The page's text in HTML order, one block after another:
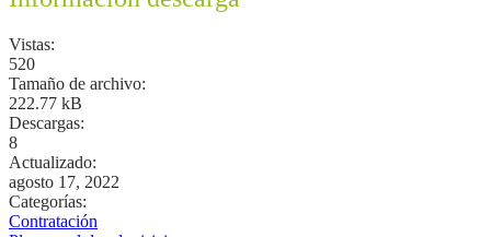
Vistas:
520
Tamaño de archivo:
222.77 kB
Descargas:
8
Actualizado:
agosto 17, 2022
Categorías:
Contratación